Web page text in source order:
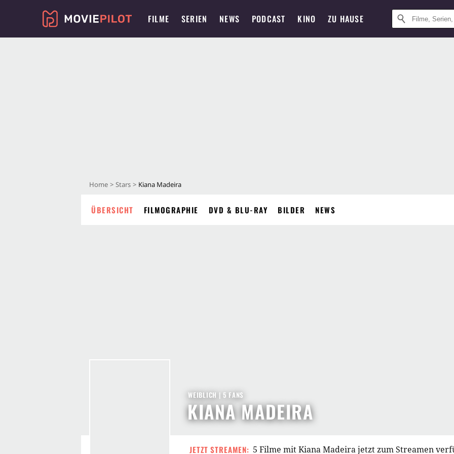
FILME SERIEN NEWS PODCAST KINO ZU HAUSE
Home Stars Kiana Madeira
ÜBERSICHT FILMOGRAPHIE DVD & BLU-RAY BILDER NEWS
KIANA MADEIRA
WEIBLICH | 5 FANS
JETZT STREAMEN: 5 Filme mit Kiana Madeira jetzt zum Streamen